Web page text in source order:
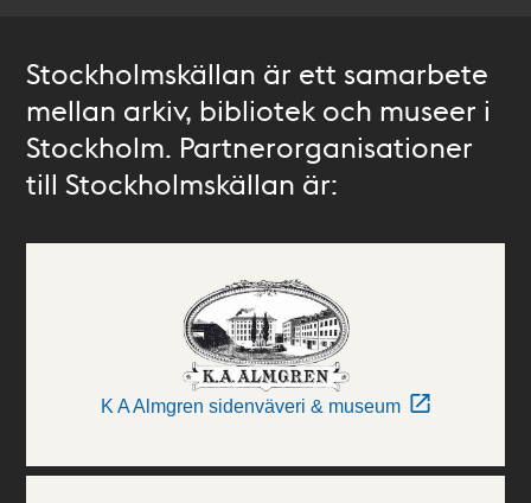
Stockholmskällan är ett samarbete
mellan arkiv, bibliotek och museer i
Stockholm. Partnerorganisationer
till Stockholmskällan är:
K A Almgren sidenväveri & museum